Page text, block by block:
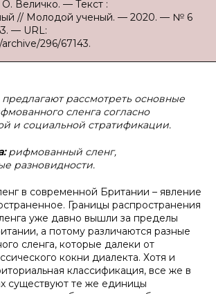
Величко. — Текст :
// Молодой ученый. — 2020. — № 6
— URL:
296/67143.
предлагают рассмотреть основные
сленга согласно
и социальной стратификации.
рифмованный сленг,
разновидности.
в современной Британии – явление
Границы распространения
уже давно вышли за пределы
а потому различаются разные
сленга, которые далеки от
кокни диалекта. Хотя и
классификация, все же в
существуют те же единицы